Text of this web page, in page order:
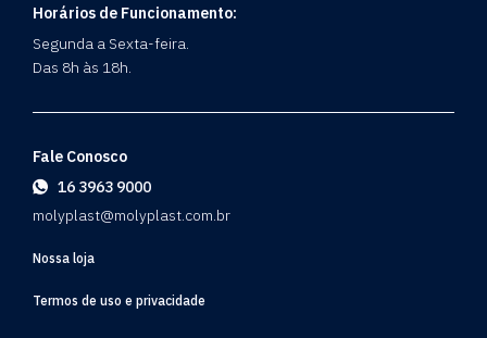
Horários de Funcionamento:
Segunda a Sexta-feira.
Das 8h às 18h.
Nossa loja
Termos de uso e privacidade
Fale Conosco
16 3963 9000
molyplast@molyplast.com.br